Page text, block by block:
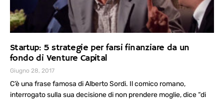
Startup: 5 strategie per farsi finanziare da un
fondo di Venture Capital
Giugno 28, 2017
C’è una frase famosa di Alberto Sordi. Il comico romano,
interrogato sulla sua decisione di non prendere moglie, dice “di